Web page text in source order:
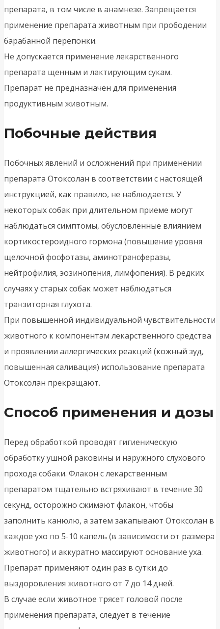
препарата, в том числе в анамнезе. Запрещается
применение препарата животным при прободении
барабанной перепонки.
Не допускается применение лекарственного
препарата щенным и лактирующим сукам.
Препарат не предназначен для применения
продуктивным животным.
Побочные действия
Побочных явлений и осложнений при применении
препарата Отоксолан в соответствии с настоящей
инструкцией, как правило, не наблюдается. У
некоторых собак при длительном приеме могут
наблюдаться симптомы, обусловленные влиянием
кортикостероидного гормона (повышение уровня
щелочной фосфотазы, аминотрансферазы,
нейтрофилия, эозинопения, лимфопения). В редких
случаях у старых собак может наблюдаться
транзиторная глухота.
При повышенной индивидуальной чувствительности
животного к компонентам лекарственного средства
и проявлении аллергических реакций (кожный зуд,
повышенная саливация) использование препарата
Отоксолан прекращают.
Способ применения и дозы
Перед обработкой проводят гигиеническую
обработку ушной раковины и наружного слухового
прохода собаки. Флакон с лекарственным
препаратом тщательно встряхивают в течение 30
секунд, осторожно сжимают флакон, чтобы
заполнить канюлю, а затем закапывают Отоксолан в
каждое ухо по 5-10 капель (в зависимости от размера
животного) и аккуратно массируют основание уха.
Препарат применяют один раз в сутки до
выздоровления животного от 7 до 14 дней.
В случае если животное трясет головой после
применения препарата, следует в течение